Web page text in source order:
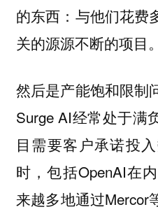
的东西：与他们花费
关的源源不断的项目。
然后是产能饱和限制
Surge AI经常处于满
目需要客户承诺投
时，包括OpenAI在
来越多地通过Mercor